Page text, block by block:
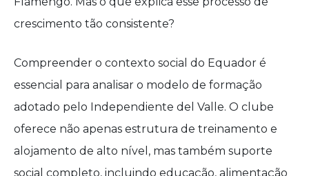
crescimento tão consistente?
Compreender o contexto social do Equador é
essencial para analisar o modelo de formação
adotado pelo Independiente del Valle. O clube
oferece não apenas estrutura de treinamento e
alojamento de alto nível, mas também suporte
social completo, incluindo educação, alimentação